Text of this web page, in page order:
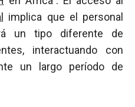
implica que el personal
un tipo diferente de
interactuando con
un largo período de